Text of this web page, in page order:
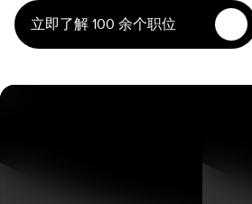
立即了解 100 余个职位